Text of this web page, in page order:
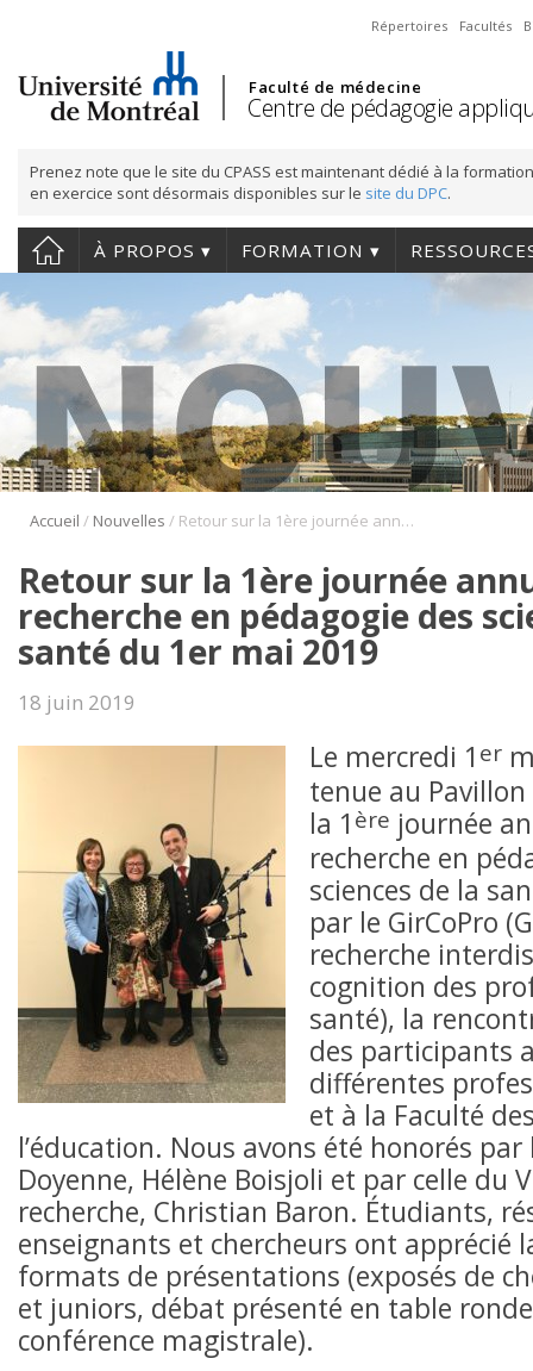
Répertoires Facultés
Faculté de médecine
Centre de pédagogie
Prenez note que le site du CPASS est maintenant dédié à la
en exercice sont désormais disponibles sur le site du DPC.
À PROPOS FORMATION
Accueil / Nouvelles / Retour sur la 1ère journée annuelle de la recherche en pédagogie des sciences de la santé du 1er mai 2019
Retour sur la 1ère journée
recherche en pédagogie des
santé du 1er mai 2019
18 juin 2019
Le mercredi 1 er
tenue au
la 1 ère journée
recherche en
sciences de la
par le GirCoPro
recherche
cognition des
santé), la
des participants
différentes
et à la Faculté
l’éducation. Nous avons été honorés
Doyenne, Hélène Boisjoli et par celle du
recherche, Christian Baron. Étudiants,
enseignants et chercheurs ont apprécié
formats de présentations (exposés de
et juniors, débat présenté en table
conférence magistrale).